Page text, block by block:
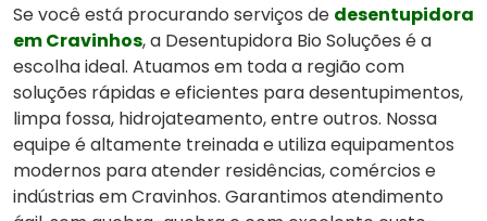
Se você está procurando serviços de desentupidora
em Cravinhos, a Desentupidora Bio Soluções é a
escolha ideal. Atuamos em toda a região com
soluções rápidas e eficientes para desentupimentos,
limpa fossa, hidrojateamento, entre outros. Nossa
equipe é altamente treinada e utiliza equipamentos
modernos para atender residências, comércios e
indústrias em Cravinhos. Garantimos atendimento